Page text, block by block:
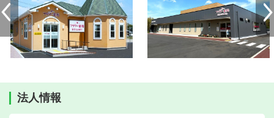
法人情報